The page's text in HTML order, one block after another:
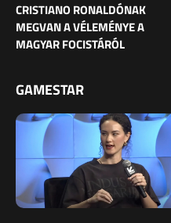
CRISTIANO RONALDÓNAK
MEGVAN A VÉLEMÉNYE A
MAGYAR FOCISTÁRÓL
GAMESTAR